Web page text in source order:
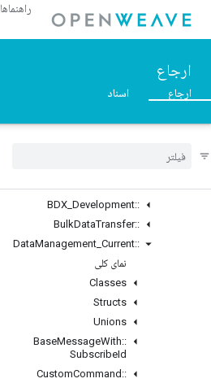
راهنماها
ارجاع
ارجاع اسناد
Unions
::
Profiles
::
BDX Development
::
BulkDataTransfer
::
DataManagement Current
نمای کلی
Classes
Structs
Unions
::
BaseMessageWith
SubscribeId
::
CustomCommand